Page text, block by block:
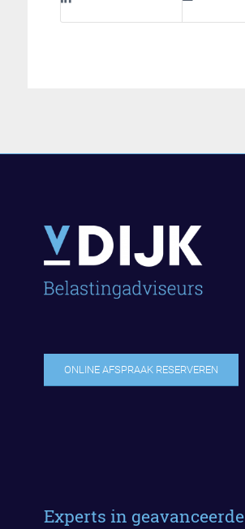
ONLINE AFSPRAAK RESERVEREN
Experts in geavanceerde